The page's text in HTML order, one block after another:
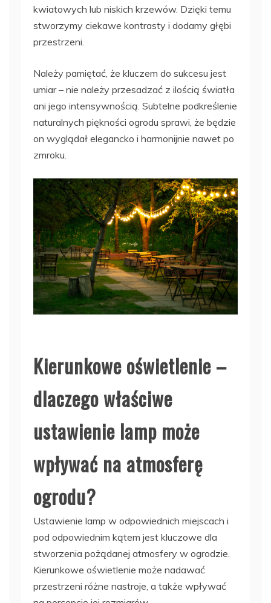
kwiatowych lub niskich krzewów. Dzięki temu
stworzymy ciekawe kontrasty i dodamy głębi
przestrzeni.
Należy pamiętać, że kluczem do sukcesu jest
umiar – nie należy przesadzać z ilością światła
ani jego intensywnością. Subtelne podkreślenie
naturalnych piękności ogrodu sprawi, że będzie
on wyglądał elegancko i harmonijnie nawet po
zmroku.
Kierunkowe oświetlenie –
dlaczego właściwe
ustawienie lamp może
wpływać na atmosferę
ogrodu?
Ustawienie lamp w odpowiednich miejscach i
pod odpowiednim kątem jest kluczowe dla
stworzenia pożądanej atmosfery w ogrodzie.
Kierunkowe oświetlenie może nadawać
przestrzeni różne nastroje, a także wpływać